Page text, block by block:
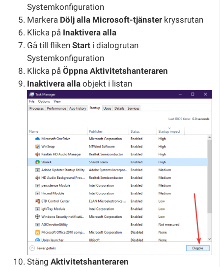
Systemkonfiguration
Markera Dölj alla Microsoft-tjänster kryssrutan
Klicka på Inaktivera alla
Gå till fliken Start i dialogrutan
Systemkonfiguration
Klicka på Öppna Aktivitetshanteraren
Inaktivera alla objekt i listan
Stäng Aktivitetshanteraren